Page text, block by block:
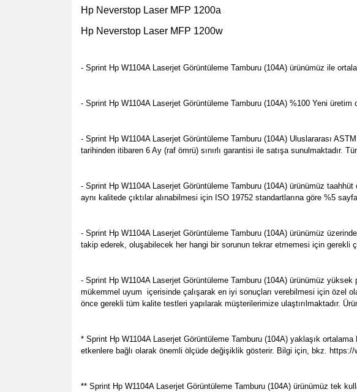
Hp Neverstop Laser MFP 1200a
Hp Neverstop Laser MFP 1200w
- Sprint Hp W1104A Laserjet Görüntüleme Tamburu (104A) ürünümüz ile
- Sprint Hp W1104A Laserjet Görüntüleme Tamburu (104A) %100 Yeni
- Sprint Hp W1104A Laserjet Görüntüleme Tamburu (104A) Uluslararası
tarihinden itibaren 6 Ay (raf ömrü) sınırlı garantisi ile satışa sunulmaktadır.
- Sprint Hp W1104A Laserjet Görüntüleme Tamburu (104A) ürünümüz
aynı kalitede çıktılar alınabilmesi için ISO 19752 standartlarına göre %5
- Sprint Hp W1104A Laserjet Görüntüleme Tamburu (104A) ürünümüz
takip ederek, oluşabilecek her hangi bir sorunun tekrar etmemesi için gerekli
- Sprint Hp W1104A Laserjet Görüntüleme Tamburu (104A) ürünümüz
mükemmel uyum içerisinde çalışarak en iyi sonuçları verebilmesi için özel
önce gerekli tüm kalite testleri yapılarak müşterilerimize ulaştırılmaktadır.
* Sprint Hp W1104A Laserjet Görüntüleme Tamburu (104A) yaklaşık
etkenlere bağlı olarak önemli ölçüde değişiklik gösterir. Bilgi için, bkz.
** Sprint Hp W1104A Laserjet Görüntüleme Tamburu (104A) ürünümüz tek